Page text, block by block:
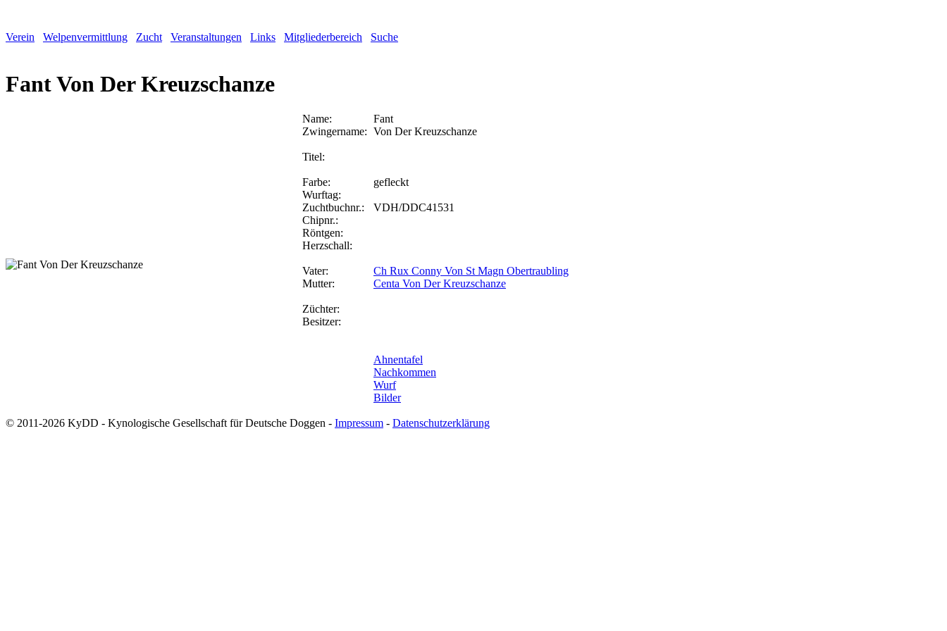
Verein Welpenvermittlung Zucht Veranstaltungen Links Mitgliederbereich Suche
Fant Von Der Kreuzschanze
Name:
Fant
Zwingername: Von Der Kreuzschanze
Titel:
Farbe:
gefleckt
Wurftag:
Zuchtbuchnr.:
VDH/DDC41531
Chipnr.:
Röntgen:
Herzschall:
Vater:
Ch Rux Conny Von St Magn Obertraubling
Mutter:
Centa Von Der Kreuzschanze
Züchter:
Besitzer:
Ahnentafel
Nachkommen
Wurf
Bilder
© 2011-2026 KyDD - Kynologische Gesellschaft für Deutsche Doggen - Impressum - Datenschutzerklärung